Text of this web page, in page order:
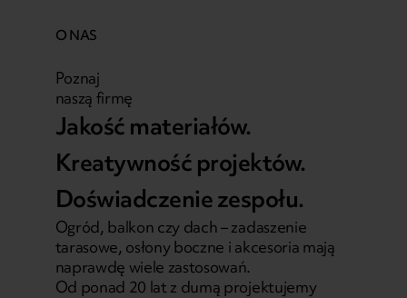
O NAS
Poznaj
naszą firmę
Jakość materiałów.
Kreatywność projektów.
Doświadczenie zespołu.
Ogród, balkon czy dach – zadaszenie
tarasowe, osłony boczne i akcesoria mają
naprawdę wiele zastosowań.
Od ponad 20 lat z dumą projektujemy